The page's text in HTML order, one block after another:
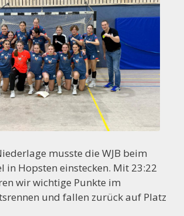
musste die WJB beim
in Hopsten einstecken. Mit 23:22
wir wichtige Punkte im
und fallen zurück auf Platz